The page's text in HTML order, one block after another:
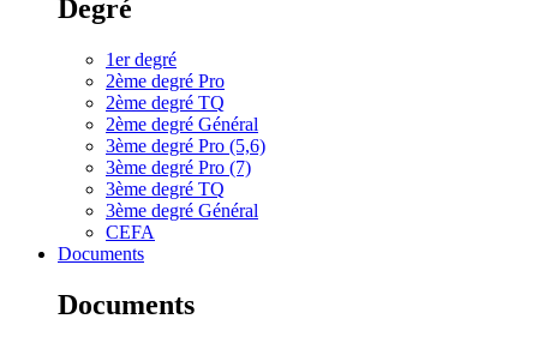
Degré
1er degré
2ème degré Pro
2ème degré TQ
2ème degré Général
3ème degré Pro (5,6)
3ème degré Pro (7)
3ème degré TQ
3ème degré Général
CEFA
Documents
Documents